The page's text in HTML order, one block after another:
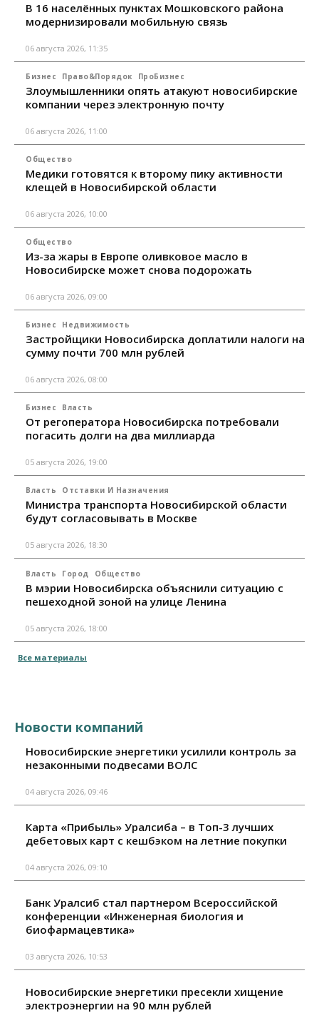
В 16 населённых пунктах Мошковского района
модернизировали мобильную связь
06 августа 2026, 11:35
Бизнес Право&Порядок ПроБизнес
Злоумышленники опять атакуют новосибирские
компании через электронную почту
06 августа 2026, 11:00
Общество
Медики готовятся к второму пику активности
клещей в Новосибирской области
06 августа 2026, 10:00
Общество
Из-за жары в Европе оливковое масло в
Новосибирске может снова подорожать
06 августа 2026, 09:00
Бизнес Недвижимость
Застройщики Новосибирска доплатили налоги на
сумму почти 700 млн рублей
06 августа 2026, 08:00
Бизнес Власть
От регоператора Новосибирска потребовали
погасить долги на два миллиарда
05 августа 2026, 19:00
Власть Отставки И Назначения
Министра транспорта Новосибирской области
будут согласовывать в Москве
05 августа 2026, 18:30
Власть Город Общество
В мэрии Новосибирска объяснили ситуацию с
пешеходной зоной на улице Ленина
05 августа 2026, 18:00
Все материалы
Новости компаний
Новосибирские энергетики усилили контроль за
незаконными подвесами ВОЛС
04 августа 2026, 09:46
Карта «Прибыль» Уралсиба – в Топ-3 лучших
дебетовых карт с кешбэком на летние покупки
04 августа 2026, 09:10
Банк Уралсиб стал партнером Всероссийской
конференции «Инженерная биология и
биофармацевтика»
03 августа 2026, 10:53
Новосибирские энергетики пресекли хищение
электроэнергии на 90 млн рублей